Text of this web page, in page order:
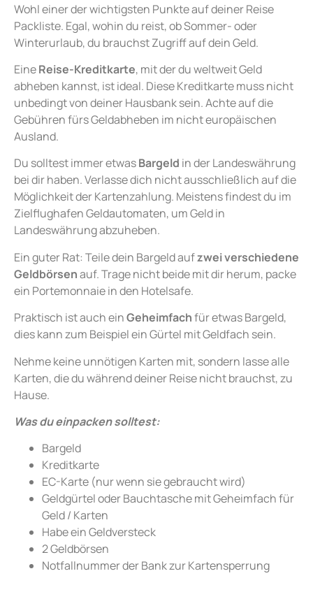
Wohl einer der wichtigsten Punkte auf deiner Reise
Packliste. Egal, wohin du reist, ob Sommer- oder
Winterurlaub, du brauchst Zugriff auf dein Geld.
EineReise-Kreditkarte, mit der du weltweit Geld
abheben kannst, ist ideal. Diese Kreditkarte muss nicht
unbedingt von deiner Hausbank sein. Achte auf die
Gebühren fürs Geldabheben im nicht europäischen
Ausland.
Du solltest immer etwasBargeld in der Landeswährung
bei dir haben. Verlasse dich nicht ausschließlich auf die
Möglichkeit der Kartenzahlung. Meistens findest du im
Zielflughafen Geldautomaten, um Geld in
Landeswährung abzuheben.
Ein guter Rat: Teile dein Bargeld aufzwei verschiedene
Geldbörsenauf. Trage nicht beide mit dir herum, packe
ein Portemonnaie in den Hotelsafe.
Praktisch ist auch einGeheimfachfür etwas Bargeld,
dies kann zum Beispiel ein Gürtel mit Geldfach sein.
Nehme keine unnötigen Karten mit, sondern lasse alle
Karten, die du während deiner Reise nicht brauchst, zu
Hause.
Was du einpacken solltest:
Bargeld
Kreditkarte
EC-Karte (nur wenn sie gebraucht wird)
Geldgürtel oder Bauchtasche mit Geheimfach für
Geld / Karten
Habe ein Geldversteck
2 Geldbörsen
Notfallnummer der Bank zur Kartensperrung